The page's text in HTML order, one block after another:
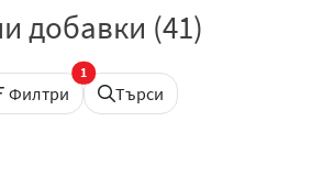
добавки (41)
Филтри
1
Търси